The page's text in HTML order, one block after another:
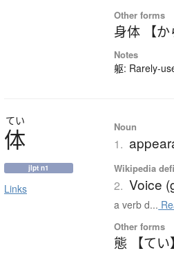
Other forms
身体 【か
Notes
躯: Rarely-
てい
体
jlpt n1
Links
Noun
1.
Wikipedia
2. Voice
a verb d...
Other forms
態 【てい】